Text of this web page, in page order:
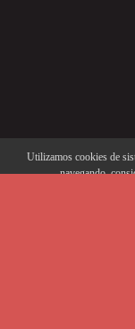
Utilizamos cookies de
navegando,